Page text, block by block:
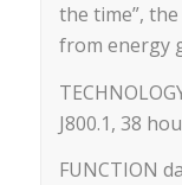
the time”,
from energy
J800.1, 38
FUNCTION